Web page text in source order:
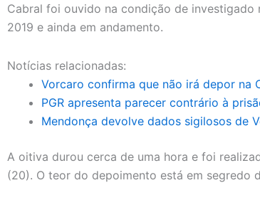
Cabral foi ouvido na condição de investigado
2019 e ainda em andamento.
Notícias relacionadas:
Vorcaro confirma que não irá depor na
PGR apresenta parecer contrário à
Mendonça devolve dados sigilosos de
A oitiva durou cerca de uma hora e foi
(20). O teor do depoimento está em segredo